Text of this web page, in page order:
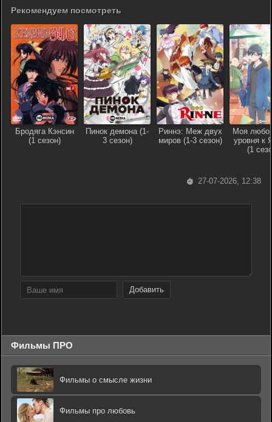
Рекомендуем посмотреть
Бродяга Кэнсин
(1 сезон)
Пинок демона (1-
3 сезон)
Риннэ: Меж двух
миров (1-3 сезон)
Моя
уровня к
(1
27-07-2026, 12:38
Добавить
Фильмы ПРО
Фильмы о смысле жизни
Фильмы про любовь